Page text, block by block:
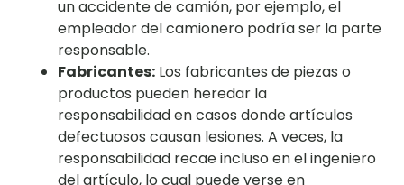
un accidente de camión, por ejemplo, el
empleador del camionero podría ser la parte
responsable.
Fabricantes: Los fabricantes de piezas o
productos pueden heredar la
responsabilidad en casos donde artículos
defectuosos causan lesiones. A veces, la
responsabilidad recae incluso en el ingeniero
del artículo, lo cual puede verse en